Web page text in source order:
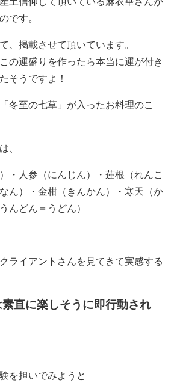
です。
、掲載させて頂いています。
の運盛りを作ったら本当に運が付き
そうですよ！
冬至の七草」が入ったお料理のこ
、
・人参（にんじん）・蓮根（れんこ
ん）・金柑（きんかん）・寒天（か
んどん＝うどん）
ライアントさんを見てきて実感する
素直に楽しそうに即行動され
を担いでみようと